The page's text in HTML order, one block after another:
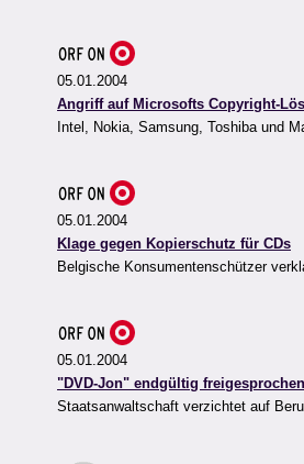
05.01.2004
Angriff auf Microsofts Copyright-
Intel, Nokia, Samsung, Toshiba und
05.01.2004
Klage gegen Kopierschutz für CDs
Belgische Konsumentenschützer
05.01.2004
"DVD-Jon" endgültig freigesprochen
Staatsanwaltschaft verzichtet auf